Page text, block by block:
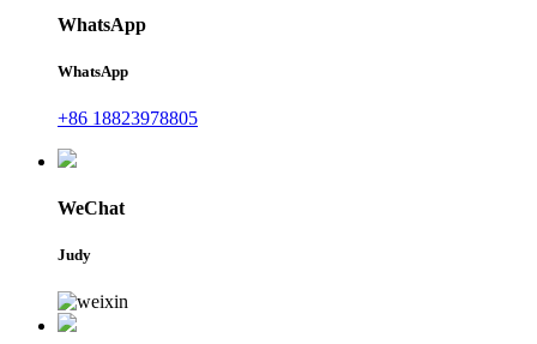
WhatsApp
WhatsApp
+86 18823978805
WeChat
Judy